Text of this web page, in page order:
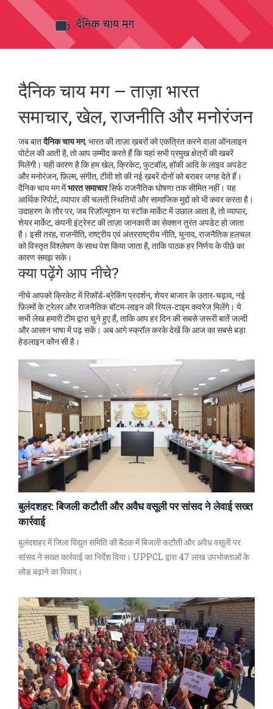
दैनिक चाय मग – ताज़ा भारत
समाचार, खेल, राजनीति और मनोरंजन
जब बातदैनिक चाय मग, भारत की ताज़ा ख़बरों को एकत्रित करने वाला ऑनलाइन
पोर्टलकी आती है, तो आप उम्मीद करते हैं कि यहां सभी प्रमुख क्षेत्रों की खबरें
मिलेंगी। यही कारण है कि हमखेल, क्रिकेट, फुटबॉल, हॉकी आदि के लाइव अपडेट
औरमनोरंजन, फ़िल्म, संगीत, टीवी शो की नई ख़बरेंदोनों को बराबर जगह देते हैं।
दैनिक चाय मग मेंभारत समाचारसिर्फ राजनैतिक घोषणा तक सीमित नहीं। यह
आर्थिक रिपोर्ट, व्यापार की चलती स्थितियों और सामाजिक मुद्दों को भी कवर करता है।
उदाहरण के तौर पर, जब रिज़ॉल्यूशन या स्टॉक मार्केट में उछाल आता है, तोव्यापार,
शेयर मार्केट, कंपनी इंट्रेस्ट की ताज़ा जानकारीका सेक्शन तुरंत अपडेट हो जाता
है। इसी तरह, राजनीति, राष्ट्रीय एवं अंतरराष्ट्रीय नीति, चुनाव, राजनैतिक हलचल
को विस्तृत विश्लेषण के साथ पेश किया जाता है, ताकि पाठक हर निर्णय के पीछे का
कारण समझ सके।
क्या पढ़ेंगे आप नीचे?
नीचे आपको क्रिकेट में रिकॉर्ड‑ब्रेकिंग प्रदर्शन, शेयर बाजार के उतार‑चढ़ाव, नई
फ़िल्मों के ट्रेलर और राजनैतिक बॉटम‑लाइन की रियल‑टाइम कवरेज मिलेंगे। ये
सभी लेख हमारी टीम द्वारा चुने हुए हैं, ताकि आप हर दिन की सबसे ज़रूरी बातें जल्दी
और आसान भाषा में पढ़ सकें। अब आगे स्क्रॉल करके देखें कि आज का सबसे बड़ा
हेडलाइन कौन सी है।
बुलंदशहर: बिजली कटौती और अवैध वसूली पर सांसद ने लेवाई सख्त
कार्रवाई
बुलंदशहर में जिला विद्युत समिति की बैठक में बिजली कटौती और अवैध वसूली पर
सांसद ने सख्त कार्रवाई का निर्देश दिया। UPPCL द्वारा 47 लाख उपभोक्ताओं के
लोड बढ़ाने का विवाद।